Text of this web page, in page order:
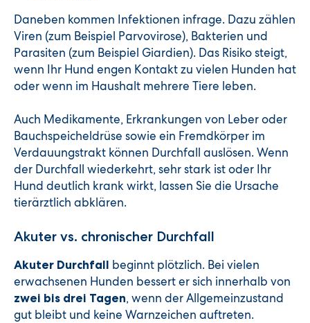
Daneben kommen Infektionen infrage. Dazu zählen
Viren (zum Beispiel Parvovirose), Bakterien und
Parasiten (zum Beispiel Giardien). Das Risiko steigt,
wenn Ihr Hund engen Kontakt zu vielen Hunden hat
oder wenn im Haushalt mehrere Tiere leben.
Auch Medikamente, Erkrankungen von Leber oder
Bauchspeicheldrüse sowie ein Fremdkörper im
Verdauungstrakt können Durchfall auslösen. Wenn
der Durchfall wiederkehrt, sehr stark ist oder Ihr
Hund deutlich krank wirkt, lassen Sie die Ursache
tierärztlich abklären.
Akuter vs. chronischer Durchfall
Akuter Durchfall beginnt plötzlich. Bei vielen
erwachsenen Hunden bessert er sich innerhalb von
zwei bis drei Tagen, wenn der Allgemeinzustand
gut bleibt und keine Warnzeichen auftreten.